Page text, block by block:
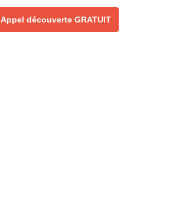
Appel découverte GRATUIT